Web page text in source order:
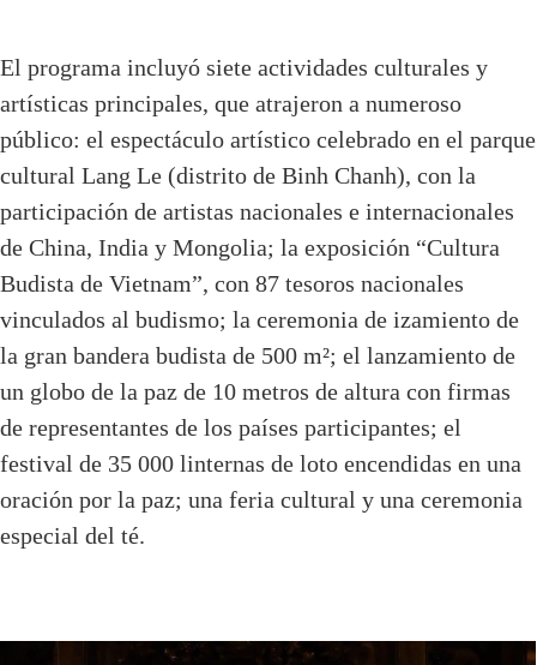
El programa incluyó siete actividades culturales y
artísticas principales, que atrajeron a numeroso
público: el espectáculo artístico celebrado en el parque
cultural Lang Le (distrito de Binh Chanh), con la
participación de artistas nacionales e internacionales
de China, India y Mongolia; la exposición “Cultura
Budista de Vietnam”, con 87 tesoros nacionales
vinculados al budismo; la ceremonia de izamiento de
la gran bandera budista de 500 m²; el lanzamiento de
un globo de la paz de 10 metros de altura con firmas
de representantes de los países participantes; el
festival de 35 000 linternas de loto encendidas en una
oración por la paz; una feria cultural y una ceremonia
especial del té.